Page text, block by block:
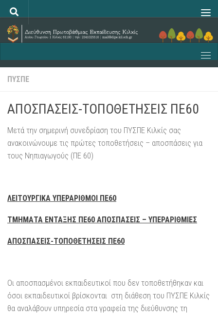
Skip to content
ΠΥΣΠΕ
ΑΠΟΣΠΑΣΕΙΣ-ΤΟΠΟΘΕΤΗΣΕΙΣ ΠΕ60
Μετά την σημερινή συνεδρίαση του ΠΥΣΠΕ Κιλκίς σας
ανακοινώνουμε τις πρώτες τοποθετήσεις – αποσπάσεις για
τους Νηπιαγωγούς (ΠΕ 60)
ΛΕΙΤΟΥΡΓΙΚΑ ΥΠΕΡΑΡΙΘΜΟΙ ΠΕ60
ΤΜΗΜΑΤΑ ΕΝΤΑΞΗΣ ΠΕ60 ΑΠΟΣΠΑΣΕΙΣ – ΥΠΕΡΑΡΙΘΜΙΕΣ
ΑΠΟΣΠΑΣΕΙΣ-ΤΟΠΟΘΕΤΗΣΕΙΣ ΠΕ60
Οι αποσπασμένοι εκπαιδευτικοί που δεν τοποθετήθηκαν και
όσοι εκπαιδευτικοί βρίσκονται στη διάθεση του ΠΥΣΠΕ Κιλκίς
θα αναλάβουν υπηρεσία στα γραφεία της διεύθυνσης τη